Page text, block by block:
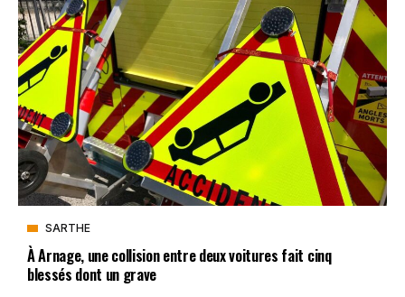
SARTHE
À Arnage, une collision entre deux voitures fait cinq
blessés dont un grave